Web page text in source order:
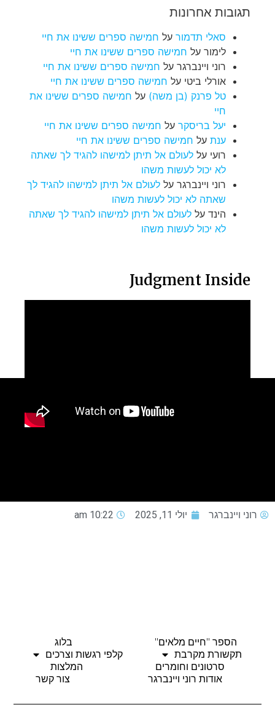
תגובות אחרונות
סאלי תדמור על חמישה ספרים ששינו את חיי
לימור על חמישה ספרים ששינו את חיי
רוני ויינברגר על חמישה ספרים ששינו את חיי
אורלי ביטי על חמישה ספרים ששינו את חיי
טל פרנק (בן משה) על חמישה ספרים ששינו את
חיי
יעל בריסקר על חמישה ספרים ששינו את חיי
ענת על חמישה ספרים ששינו את חיי
רועי על לעולם אל תיתן למישהו להגיד לך שאתה
לא יכול לעשות משהו
רוני ויינברגר על לעולם אל תיתן למישהו להגיד לך
שאתה לא יכול לעשות משהו
הינד על לעולם אל תיתן למישהו להגיד לך שאתה
לא יכול לעשות משהו
Judgment Inside
רוני ויינברגר יולי 11, 2025 10:22 am
הספר "חיים מלאים"
בלוג
תקשורת מקרבת
קלפי רגשות וצרכים
סרטונים וחומרים
המלצות
אודות רוני ויינברגר
צור קשר